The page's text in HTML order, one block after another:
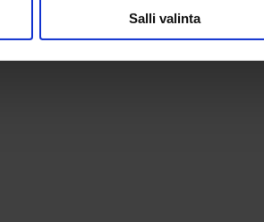
Salli valinta